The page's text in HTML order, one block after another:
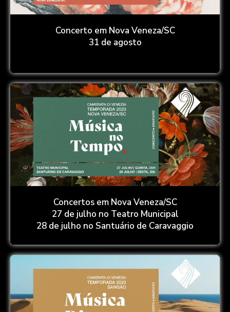
Concerto em Nova Veneza/SC
31 de agosto
Concertos em Nova Veneza/SC
27 de julho no Teatro Municipal
28 de julho no Santuário de Caravaggio